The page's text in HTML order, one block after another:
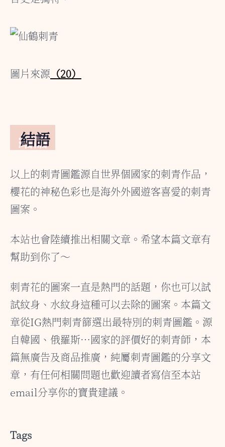
圖片來源 （20）
結語
以上的刺青圖鑑源自世界個國家的刺青作品，
櫻花的神秘色彩也是海外外國遊客喜愛的刺青
圖案。
本站也會陸續推出相關文章。希望本篇文章有
幫助到你了～
刺青花的圖案一直是熱門的話題，你也可以試
試紋身、水紋身這種可以去除的圖案。本篇文
章從IG熱門刺青篩選出最特別的刺青圖鑑。源
自韓國、俄羅斯…國家的評價好的刺青師，本
篇無廣告及商品推廣，純屬刺青圖鑑的分享文
章，有任何相關問題也歡迎讀者寫信至本站
email分享你的寶貴建議。
Tags